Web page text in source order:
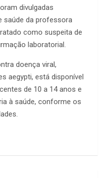
divulgadas
saúde da professora
como suspeita de
laboratorial.
doença viral,
aegypti, está disponível
de 10 a 14 anos e
à saúde, conforme os